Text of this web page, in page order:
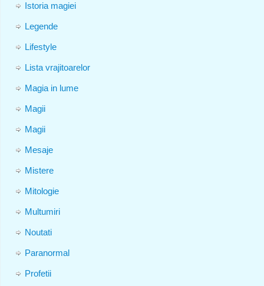
Istoria magiei
Legende
Lifestyle
Lista vrajitoarelor
Magia in lume
Magii
Magii
Mesaje
Mistere
Mitologie
Multumiri
Noutati
Paranormal
Profetii